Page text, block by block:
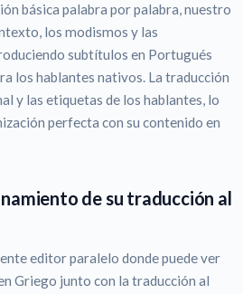
básica palabra por palabra, nuestro
los modismos y las
subtítulos en Portugués
los hablantes nativos. La traducción
y las etiquetas de los hablantes, lo
perfecta con su contenido en
de su traducción al
editor paralelo donde puede ver
Griego junto con la traducción al